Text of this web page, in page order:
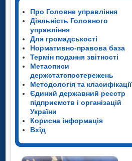
Про Головне управління
Діяльність Головного
управління
Для громадськості
Нормативно-правова база
Термін подання звітності
Метаописи
держстатспостережень
Методологія та класифікації
Єдиний державний реєстр
підприємств і організацій
України
Корисна інформація
Вхід